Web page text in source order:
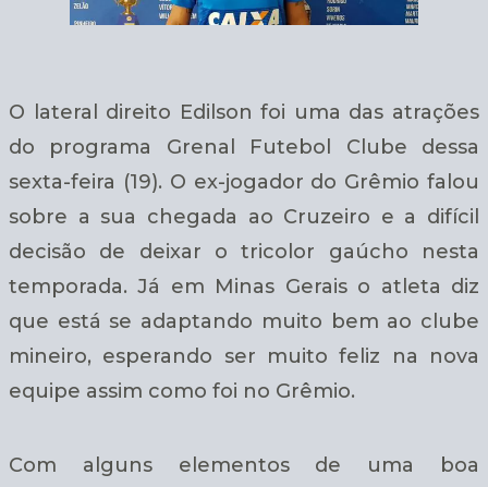
O lateral direito Edilson foi uma das atrações
do programa Grenal Futebol Clube dessa
sexta-feira (19). O ex-jogador do Grêmio falou
sobre a sua chegada ao Cruzeiro e a difícil
decisão de deixar o tricolor gaúcho nesta
temporada. Já em Minas Gerais o atleta diz
que está se adaptando muito bem ao clube
mineiro, esperando ser muito feliz na nova
equipe assim como foi no Grêmio.
Com alguns elementos de uma boa